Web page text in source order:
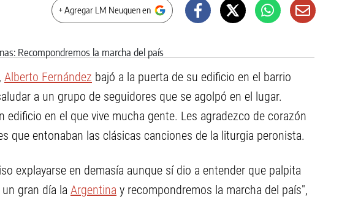
+ Agregar LM Neuquen en
Alberto Fernández bajó a la puerta de su edificio en el barrio
a un grupo de seguidores que se agolpó en el lugar.
edificio en el que vive mucha gente. Les agradezco de corazón
que entonaban las clásicas canciones de la liturgia peronista.
explayarse en demasía aunque sí dio a entender que palpita
gran día la Argentina y recompondremos la marcha del país",